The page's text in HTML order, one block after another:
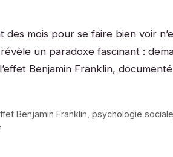
des mois pour se faire bien voir
un paradoxe fascinant :
Benjamin Franklin,
Benjamin Franklin, psychologie sociale